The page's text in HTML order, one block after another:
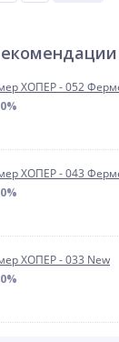
ХОПЕР - 052
ХОПЕР - 043
ХОПЕР - 033 New